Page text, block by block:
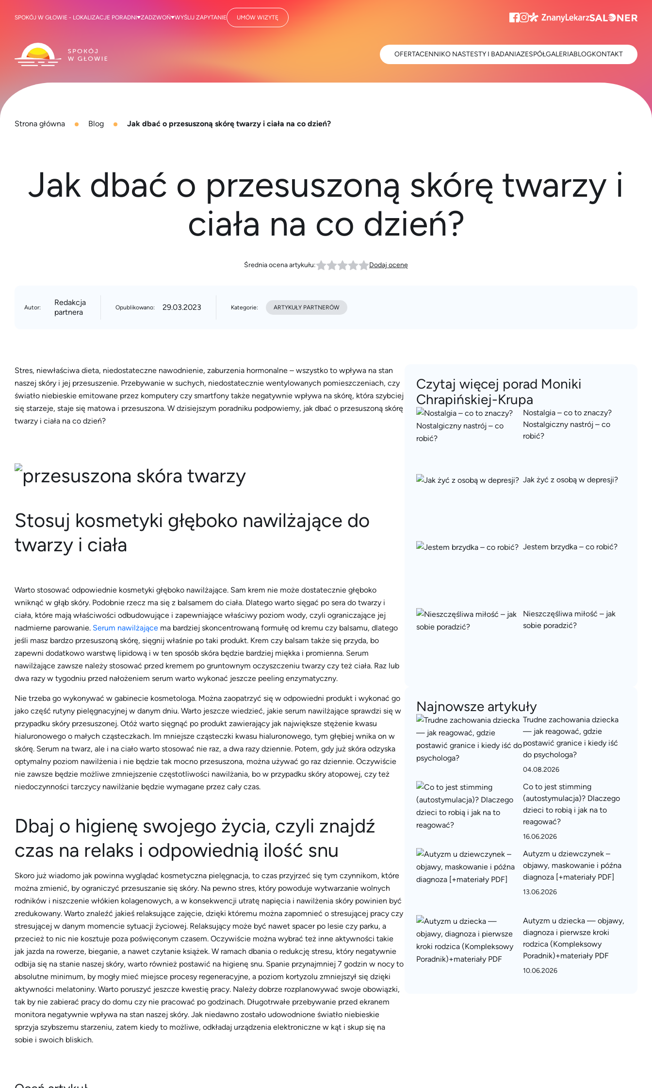
Strona główna Blog Jak dbać o przesuszoną skórę twarzy i ciała na co dzień?
Jak dbać o przesuszoną skórę twarzy i
ciała na co dzień?
Średnia ocena artykułu: Dodaj ocenę
Autor:
Redakcja
partnera
Opublikowano: 29.03.2023 Kategorie: ARTYKUŁY PARTNERÓW
Stres, niewłaściwa dieta, niedostateczne nawodnienie, zaburzenia hormonalne – wszystko to wpływa na stan
naszej skóry i jej przesuszenie. Przebywanie w suchych, niedostatecznie wentylowanych pomieszczeniach, czy
światło niebieskie emitowane przez komputery czy smartfony także negatywnie wpływa na skórę, która szybciej
się starzeje, staje się matowa i przesuszona. W dzisiejszym poradniku podpowiemy, jak dbać o przesuszoną skórę
twarzy i ciała na co dzień?
Stosuj kosmetyki głęboko nawilżające do
twarzy i ciała
Warto stosować odpowiednie kosmetyki głęboko nawilżające. Sam krem nie może dostatecznie głęboko
wniknąć w głąb skóry. Podobnie rzecz ma się z balsamem do ciała. Dlatego warto sięgać po sera do twarzy i
ciała, które mają właściwości odbudowujące i zapewniające właściwy poziom wody, czyli ograniczające jej
nadmierne parowanie. Serum nawilżające ma bardziej skoncentrowaną formułę od kremu czy balsamu, dlatego
jeśli masz bardzo przesuszoną skórę, sięgnij właśnie po taki produkt. Krem czy balsam także się przyda, bo
zapewni dodatkowo warstwę lipidową i w ten sposób skóra będzie bardziej miękka i promienna. Serum
nawilżające zawsze należy stosować przed kremem po gruntownym oczyszczeniu twarzy czy też ciała. Raz lub
dwa razy w tygodniu przed nałożeniem serum warto wykonać jeszcze peeling enzymatyczny.
Nie trzeba go wykonywać w gabinecie kosmetologa. Można zaopatrzyć się w odpowiedni produkt i wykonać go
jako część rutyny pielęgnacyjnej w danym dniu. Warto jeszcze wiedzieć, jakie serum nawilżające sprawdzi się w
przypadku skóry przesuszonej. Otóż warto sięgnąć po produkt zawierający jak największe stężenie kwasu
hialuronowego o małych cząsteczkach. Im mniejsze cząsteczki kwasu hialuronowego, tym głębiej wnika on w
skórę. Serum na twarz, ale i na ciało warto stosować nie raz, a dwa razy dziennie. Potem, gdy już skóra odzyska
optymalny poziom nawilżenia i nie będzie tak mocno przesuszona, można używać go raz dziennie. Oczywiście
nie zawsze będzie możliwe zmniejszenie częstotliwości nawilżania, bo w przypadku skóry atopowej, czy też
niedoczynności tarczycy nawilżanie będzie wymagane przez cały czas.
Dbaj o higienę swojego życia, czyli znajdź
czas na relaks i odpowiednią ilość snu
Skoro już wiadomo jak powinna wyglądać kosmetyczna pielęgnacja, to czas przyjrzeć się tym czynnikom, które
można zmienić, by ograniczyć przesuszanie się skóry. Na pewno stres, który powoduje wytwarzanie wolnych
rodników i niszczenie włókien kolagenowych, a w konsekwencji utratę napięcia i nawilżenia skóry powinien być
zredukowany. Warto znaleźć jakieś relaksujące zajęcie, dzięki któremu można zapomnieć o stresującej pracy czy
stresującej w danym momencie sytuacji życiowej. Relaksujący może być nawet spacer po lesie czy parku, a
przecież to nic nie kosztuje poza poświęconym czasem. Oczywiście można wybrać też inne aktywności takie
jak jazda na rowerze, bieganie, a nawet czytanie książek. W ramach dbania o redukcję stresu, który negatywnie
odbija się na stanie naszej skóry, warto również postawić na higienę snu. Spanie przynajmniej 7 godzin w nocy to
absolutne minimum, by mogły mieć miejsce procesy regeneracyjne, a poziom kortyzolu zmniejszył się dzięki
aktywności melatoniny. Warto poruszyć jeszcze kwestię pracy. Należy dobrze rozplanowywać swoje obowiązki,
tak by nie zabierać pracy do domu czy nie pracować po godzinach. Długotrwałe przebywanie przed ekranem
monitora negatywnie wpływa na stan naszej skóry. Jak niedawno zostało udowodnione światło niebieskie
sprzyja szybszemu starzeniu, zatem kiedy to możliwe, odkładaj urządzenia elektroniczne w kąt i skup się na
sobie i swoich bliskich.
Czytaj więcej porad Moniki
Chrapińskiej-Krupa
Nostalgia – co to znaczy?
Nostalgiczny nastrój – co
robić?
Jak żyć z osobą w depresji?
Jestem brzydka – co robić?
Nieszczęśliwa miłość – jak
sobie poradzić?
Najnowsze artykuły
Trudne zachowania dziecka
— jak reagować, gdzie
postawić granice i kiedy iść
do psychologa?
04.08.2026
Co to jest stimming
(autostymulacja)? Dlaczego
dzieci to robią i jak na to
reagować?
16.06.2026
Autyzm u dziewczynek –
objawy, maskowanie i późna
diagnoza [+materiały PDF]
13.06.2026
Autyzm u dziecka — objawy,
diagnoza i pierwsze kroki
rodzica (Kompleksowy
Poradnik)+materiały PDF
10.06.2026
SPOKÓJ W GŁOWIE - LOKALIZACJE PORADNI ZADZWOŃ WYŚLIJ ZAPYTANIE UMÓW WIZYTĘ
OFERTACENNIKO NASTESTY I BADANIAZESPÓŁGALERIABLOGKONTAKT